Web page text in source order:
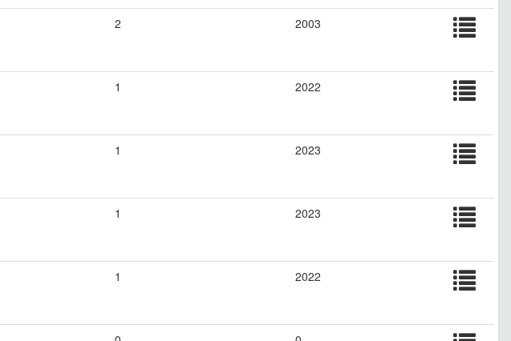
2 2003
1 2022
1 2023
1 2023
1 2022